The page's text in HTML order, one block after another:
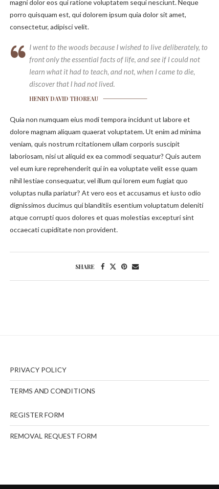
magni dolor eos qui ratione voluptatem sequi nesciunt. Neque
porro quisquam est, qui dolorem ipsum quia dolor sit amet,
consectetur, adipisci velit.
I went to the woods because I wished to live deliberately, to
front only the essential facts of life, and see if I could not
learn what it had to teach, and not, when I came to die,
discover that I had not lived.
HENRY DAVID THOREAU
Quia non numquam eius modi tempora incidunt ut labore et
dolore magnam aliquam quaerat voluptatem. Ut enim ad minima
veniam, quis nostrum rcitationem ullam corporis suscipit
laboriosam, nisi ut aliquid ex ea commodi sequatur? Quis autem
vel eum iure reprehenderit qui in ea voluptate velit esse quam
nihil lestiae consequatur, vel illum qui lorem eum fugiat quo
voluptas nulla pariatur? At vero eos et accusamus et iusto odio
dignissimos ducimus qui blanditiis esentium voluptatum deleniti
atque corrupti quos dolores et quas molestias excepturi sint
occaecati cupiditate non provident.
SHARE
PRIVACY POLICY
TERMS AND CONDITIONS
REGISTER FORM
REMOVAL REQUEST FORM